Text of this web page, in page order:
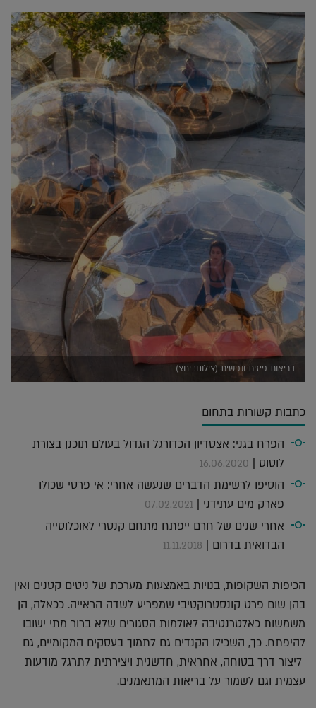
בריאות פיזית ונפשית (צילום: יחצ)
כתבות קשורות בתחום
הפרח בגני: אצטדיון הכדורגל הגדול בעולם תוכנן בצורת
לוטוס | 16.06.2020
הוסיפו לרשימת הדברים שנעשה אחרי: אי פרטי שכולו
פארק מים עתידני | 07.02.2021
אחרי שנים של חרם ייפתח מתחם קנטרי לאוכלוסייה
הבדואית בדרום | 11.11.2018
הכיפות השקופות, בנויות באמצעות מערכת של ניטים קטנים ואין
בהן שום פרט קונסטרוקטיבי שמפריע לשדה הראייה. ככאלה, הן
משמשות כאלטרנטיבה לאולמות הסגורים שלא ברור מתי ישובו
להיפתח. כך, השכילו הקנדים גם לתמוך בעסקים המקומיים, גם
ליצור דרך בטוחה, אחראית, חדשנית ויצירתית לתרגל מודעות
עצמית וגם לשמור על בריאות המתאמנים.